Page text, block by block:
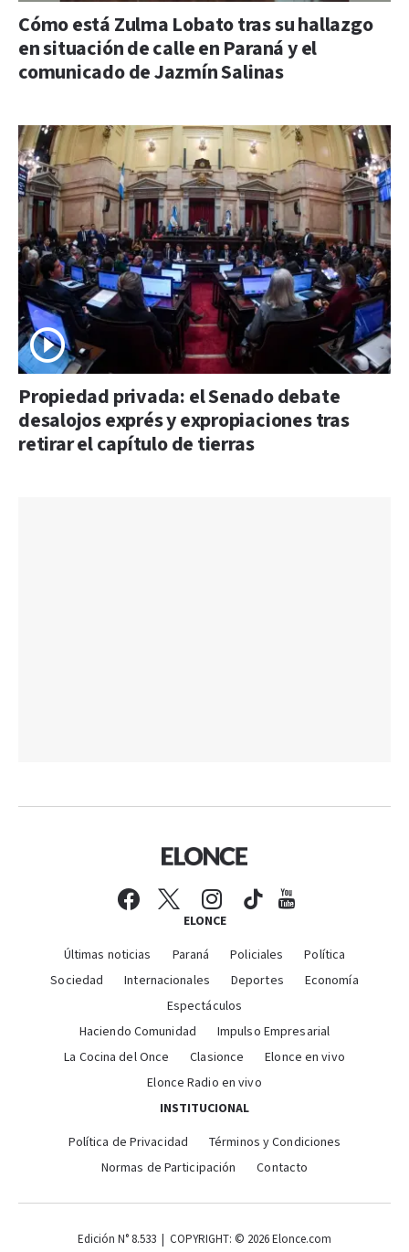
Cómo está Zulma Lobato tras su hallazgo
en situación de calle en Paraná y el
comunicado de Jazmín Salinas
Propiedad privada: el Senado debate
desalojos exprés y expropiaciones tras
retirar el capítulo de tierras
ELONCE
Últimas noticias Paraná Policiales
Política
Sociedad
Internacionales Deportes
Economía
Espectáculos
Haciendo Comunidad
Impulso Empresarial
La Cocina del Once
Clasionce
Elonce en vivo
Elonce Radio en vivo
INSTITUCIONAL
Política de Privacidad
Términos y Condiciones
Normas de Participación
Contacto
Edición N° 8.533 | COPYRIGHT: © 2026 Elonce.com